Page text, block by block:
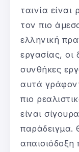
ταινία είναι
τον πιο
ελληνική
εργασίας, οι
συνθήκες
αυτά
πιο
είναι
παράδειγμα.
απαισιόδοξη